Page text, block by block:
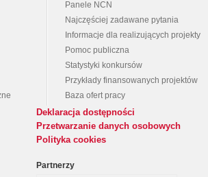
Panele NCN
Najczęściej zadawane pytania
Informacje dla realizujących projekty
Pomoc publiczna
Statystyki konkursów
Przykłady finansowanych projektów
Baza ofert pracy
Deklaracja dostępności
Przetwarzanie danych osobowych
Polityka cookies
Partnerzy